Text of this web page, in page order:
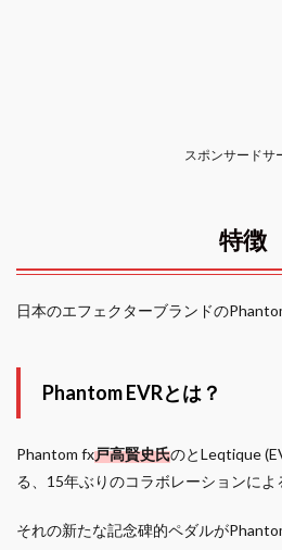
スポンサードサ
特徴
日本のエフェクターブランドの
Phantom EVRとは？
Phantom fx戸高賢史氏のとLeqtique
る、15年ぶりのコラボレーションによ
それの新たな記念碑的ペダルが